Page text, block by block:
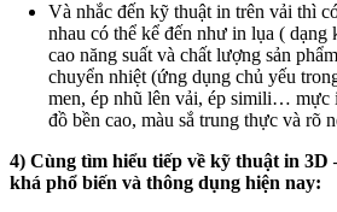
Và nhắc đến kỹ thuật in trên vải thì
nhau có thể kể đến như in lụa (
cao năng suất và chất lượng sản
chuyển nhiệt (ứng dụng chủ yếu
men, ép nhũ lên vải, ép simili… mực
đồ bền cao, màu sắ trung thực và rõ
4) Cùng tìm hiểu tiếp về kỹ thuật in 3D
khá phổ biến và thông dụng hiện nay: